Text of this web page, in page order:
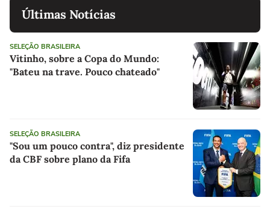
Últimas Notícias
SELEÇÃO BRASILEIRA
Vitinho, sobre a Copa do Mundo:
"Bateu na trave. Pouco chateado"
SELEÇÃO BRASILEIRA
"Sou um pouco contra", diz presidente
da CBF sobre plano da Fifa